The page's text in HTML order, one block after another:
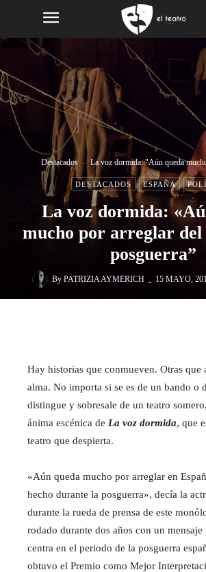
Destacados La voz dormida: "Aún queda
DESTACADOS ESPAÑA
La voz dormida:
mucho por arreglar del
posguerra”
By PATRIZIA AYMERICH - 15 MAYO,
Hay historias que conmueven. Otras que
alma. No importa si se es de un bando o
distingue y sobresale de un teatro
ánima escénica de La voz dormida, que
teatro que despierta.
«Aún queda mucho por arreglar en
hecho durante la posguerra», decía la
durante la rueda de prensa de este
rodado durante dos años con un mensaje
centra en el periodo de la posguerra
obtuvo el Premio como Mejor